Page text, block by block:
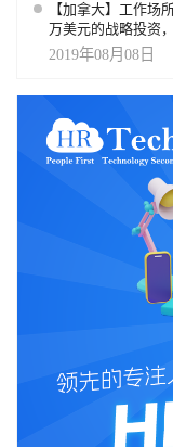
【加拿大】工作场
万美元的战略投资
2019年08月08日